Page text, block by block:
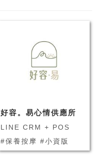
好容。易心情供應所
LINE CRM + POS
#保養按摩 #小資版